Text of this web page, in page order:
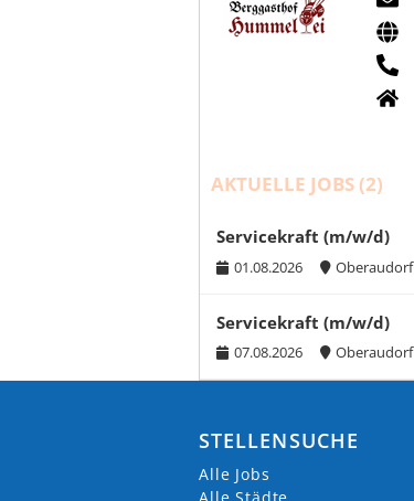
AKTUELLE JOBS (2)
Servicekraft (m/w/d)
01.08.2026 Oberaudorf
Servicekraft (m/w/d)
07.08.2026 Oberaudorf
STELLENSUCHE
Alle Jobs